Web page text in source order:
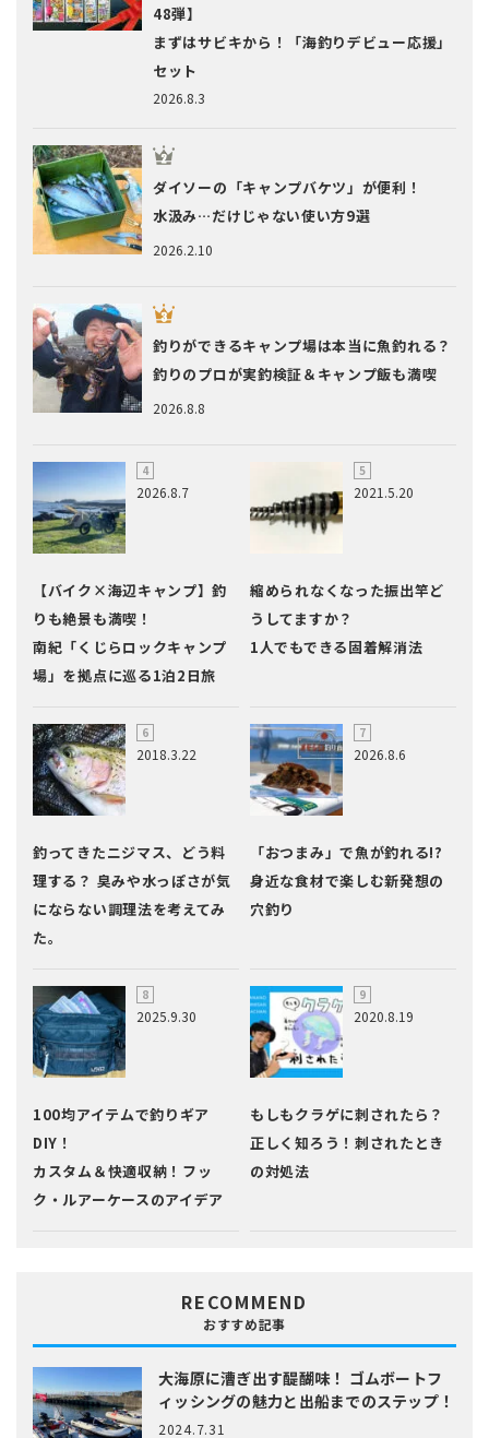
2026.8.3
48弾】
まずはサビキから！「海釣りデビュー応援」
セット
2026.2.10
ダイソーの「キャンプバケツ」が便利！
水汲み…だけじゃない使い方9選
2026.8.8
釣りができるキャンプ場は本当に魚釣れる？
釣りのプロが実釣検証＆キャンプ飯も満喫
2026.8.7
【バイク×海辺キャンプ】釣
りも絶景も満喫！
南紀「くじらロックキャンプ
場」を拠点に巡る1泊2日旅
2021.5.20
縮められなくなった振出竿ど
うしてますか？
1人でもできる固着解消法
2018.3.22
釣ってきたニジマス、どう料
理する？ 臭みや水っぽさが気
にならない調理法を考えてみ
た。
2026.8.6
「おつまみ」で魚が釣れる!?
身近な食材で楽しむ新発想の
穴釣り
2025.9.30
100均アイテムで釣りギア
DIY！
カスタム＆快適収納！フッ
ク・ルアーケースのアイデア
2020.8.19
もしもクラゲに刺されたら？
正しく知ろう！刺されたとき
の対処法
RECOMMEND
おすすめ記事
大海原に漕ぎ出す醍醐味！ ゴムボートフ
ィッシングの魅力と出船までのステップ！
2024.7.31